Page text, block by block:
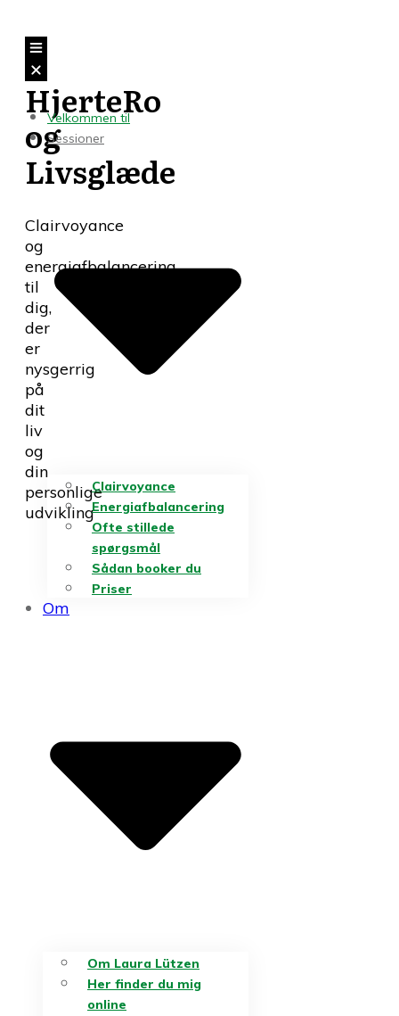
Velkommen til
Sessioner
Clairvoyance
Energiafbalancering
Ofte stillede
spørgsmål
Sådan booker du
Priser
Om
Om Laura Lützen
Her finder du mig
online
HjerteRo
og
Livsglæde
Clairvoyance
og
energiafbalancering
til
dig,
der
er
nysgerrig
på
dit
liv
og
din
personlige
udvikling